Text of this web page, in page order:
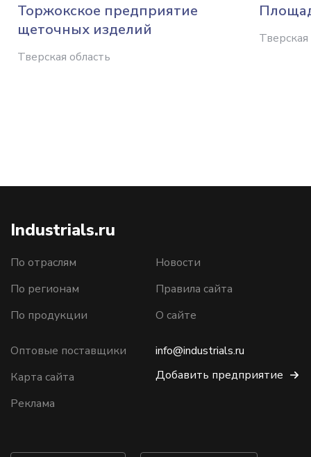
Торжокское предприятие
щеточных изделий
Тверская область
Тверская
Industrials.ru
По отраслям
По регионам
По продукции
Новости
Правила сайта
О сайте
Оптовые поставщики
Карта сайта
Реклама
info@industrials.ru
Добавить предприятие